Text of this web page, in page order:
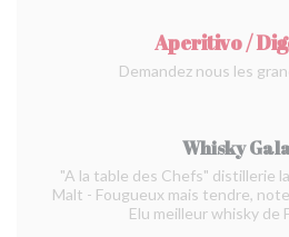
Aperitivo /
Demandez nous les
Whisky
"A la table des Chefs" distillerie
Malt - Fougueux mais tendre,
Elu meilleur whisky de